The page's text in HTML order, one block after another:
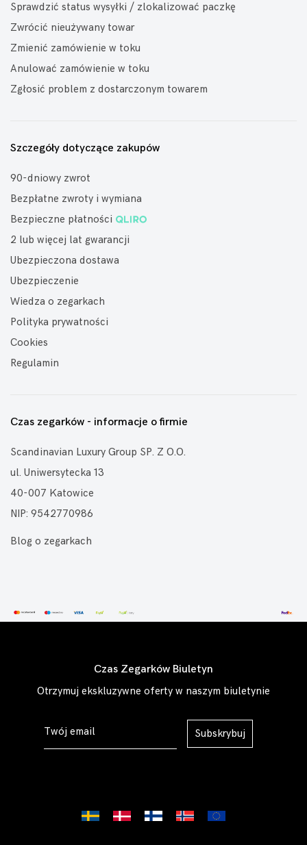
Sprawdzić status wysyłki / zlokalizować paczkę
Zwrócić nieużywany towar
Zmienić zamówienie w toku
Anulować zamówienie w toku
Zgłosić problem z dostarczonym towarem
Szczegóły dotyczące zakupów
90-dniowy zwrot
Bezpłatne zwroty i wymiana
Bezpieczne płatności
2 lub więcej lat gwarancji
Ubezpieczona dostawa
Ubezpieczenie
Wiedza o zegarkach
Polityka prywatności
Cookies
Regulamin
Czas zegarków - informacje o firmie
Scandinavian Luxury Group SP. Z O.O.
ul. Uniwersytecka 13
40-007 Katowice
NIP: 9542770986
Blog o zegarkach
Czas Zegarków Biuletyn
Otrzymuj ekskluzywne oferty w naszym biuletynie
Subskrybuj